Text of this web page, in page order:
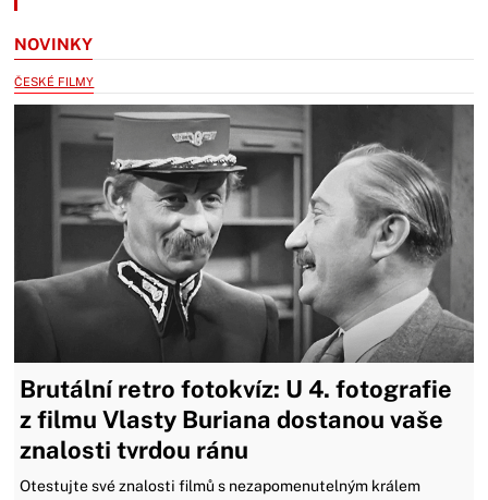
NOVINKY
ČESKÉ FILMY
Brutální retro fotokvíz: U 4. fotografie
z filmu Vlasty Buriana dostanou vaše
znalosti tvrdou ránu
Otestujte své znalosti filmů s nezapomenutelným králem